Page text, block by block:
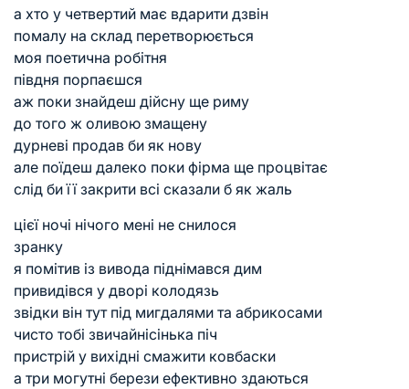
а хто у четвертий має вдарити дзвін
помалу на склад перетворюється
моя поетична робітня
півдня порпаєшся
аж поки знайдеш дійсну ще риму
до того ж оливою змащену
дурневі продав би як нову
але поїдеш далеко поки фірма ще процвітає
слід би її закрити всі сказали б як жаль
цієї ночі нічого мені не снилося
зранку
я помітив із вивода піднімався дим
привидівся у дворі колодязь
звідки він тут під мигдалями та абрикосами
чисто тобі звичайнісінька піч
пристрій у вихідні смажити ковбаски
а три могутні берези ефективно здаються